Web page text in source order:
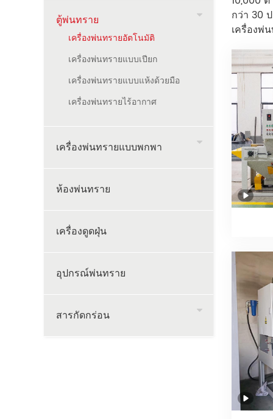
ตู้พ่นทราย
เครื่องพ่นทรายอัตโนมัติ
เครื่องพ่นทรายแบบเปียก
เครื่องพ่นทรายแบบแห้งด้วยมือ
เครื่องพ่นทรายไร้อากาศ
เครื่องพ่นทรายแบบพกพา
ห้องพ่นทราย
เครื่องดูดฝุ่น
อุปกรณ์พ่นทราย
สารกัดกร่อน
กว่า 30
เครื่องพ่